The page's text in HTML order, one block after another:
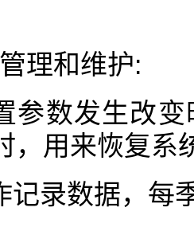
理和维护:
参数发生改
，用来恢复系
记录数据，每